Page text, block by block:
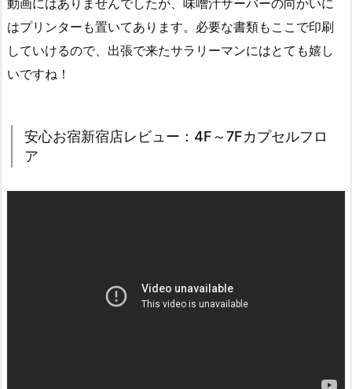
動画にはありませんでしたが、味噌汁サーバーの向かいに
はプリンターも置いてあります。必要な書類もここで印刷
していけるので、出張で来たサラリーマンにはとても嬉し
いですね！
安心お宿新宿店レビュー：4F～7Fカプセルフロ
ア